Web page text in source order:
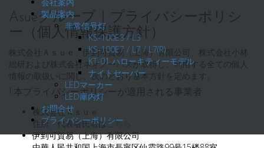
製品案内
非常信号灯
KS-100E3 / L3
KS-100E7 / L7 / L7(R)
KT-01 ハローキティーモデル
ナイトセーバー
LEDマーカー
LED庫内灯
お問合せ
プライバシーポリシー
Asueグループ｜プライバシーポリシ
ー（個人情報保護方針）
株式会社Ａｓｕｅ、伊到可貿易（上海）有限公司、株式会社小林
総研および株式会社ネオノーバスが取得し、利用する全ての個人
情報の取扱いに関し、次のとおり基本方針を定めます。
1.本プライバシーポリシーが適用される事業者
株式会社Ａｓｕｅ
住所・代表者氏名は こちら
伊到可貿易（上海）有限公司